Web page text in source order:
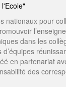
l'Ecole"
nationaux pour
dans les
en partenariat
des